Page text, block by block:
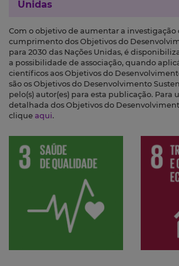
Unidas
Com o objetivo de aumentar a investigação
cumprimento dos Objetivos do
para 2030 das Nações Unidas, é
a possibilidade de associação, quando
científicos aos Objetivos do
são os Objetivos do Desenvolvimento
pelo(s) autor(es) para esta publicação. Para
detalhada dos Objetivos do
clique aqui.